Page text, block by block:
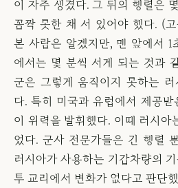
이 자주 생겼다. 그 뒤의 행렬은
꼼짝 못한 채 서 있어야 했다. (고
본 사람은 알겠지만, 맨 앞에서 1
에서는 몇 분씩 서게 되는 것과
군은 그렇게 움직이지 못하는 러
다. 특히 미국과 유럽에서 제공받
이 위력을 발휘했다. 이때 러시아
었다. 군사 전문가들은 긴 행렬
러시아가 사용하는 기갑차량의
투 교리에서 변화가 없다고 판단했